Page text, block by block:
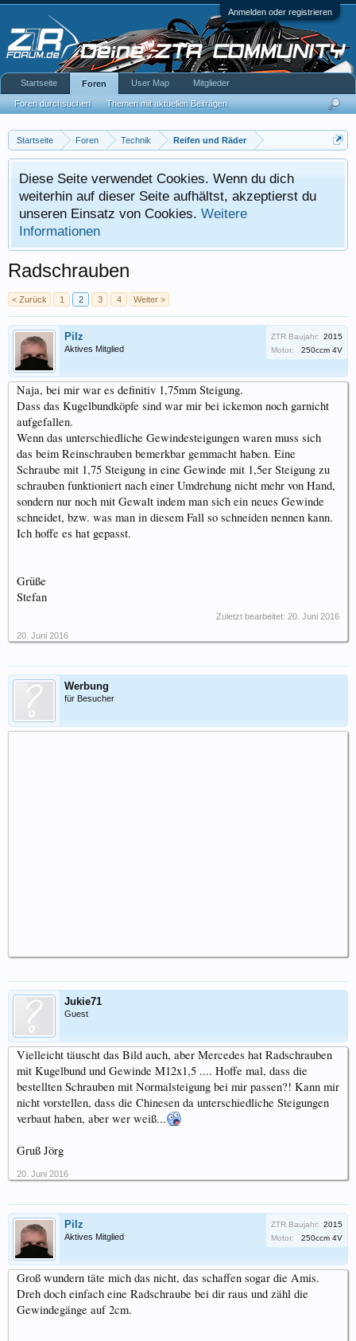
Anmelden oder registrieren
Startseite Foren Technik Reifen und Räder
Diese Seite verwendet Cookies. Wenn du dich
weiterhin auf dieser Seite aufhältst, akzeptierst du
unseren Einsatz von Cookies. Weitere
Informationen
Radschrauben
< Zurück 1 2 3 4 Weiter >
Pilz
Aktives Mitglied
ZTR Baujahr: 2015
Motor:
250ccm 4V
Naja, bei mir war es definitiv 1,75mm Steigung.
Dass das Kugelbundköpfe sind war mir bei ickemon noch garnicht
aufgefallen.
Wenn das unterschiedliche Gewindesteigungen waren muss sich
das beim Reinschrauben bemerkbar gemmacht haben. Eine
Schraube mit 1,75 Steigung in eine Gewinde mit 1,5er Steigung zu
schrauben funktioniert nach einer Umdrehung nicht mehr von Hand,
sondern nur noch mit Gewalt indem man sich ein neues Gewinde
schneidet, bzw. was man in diesem Fall so schneiden nennen kann.
Ich hoffe es hat gepasst.
Grüße
Stefan
Zuletzt bearbeitet: 20. Juni 2016
20. Juni 2016
Werbung
für Besucher
Jukie71
Guest
Vielleicht täuscht das Bild auch, aber Mercedes hat Radschrauben
mit Kugelbund und Gewinde M12x1,5 .... Hoffe mal, dass die
bestellten Schrauben mit Normalsteigung bei mir passen?! Kann mir
nicht vorstellen, dass die Chinesen da unterschiedliche Steigungen
verbaut haben, aber wer weiß...
Gruß Jörg
20. Juni 2016
Pilz
Aktives Mitglied
ZTR Baujahr: 2015
Motor:
250ccm 4V
Groß wundern täte mich das nicht, das schaffen sogar die Amis.
Dreh doch einfach eine Radschraube bei dir raus und zähl die
Gewindegänge auf 2cm.
Startseite Foren
Foren durchsuchen Themen mit aktuellen Beiträgen
User Map Mitglieder